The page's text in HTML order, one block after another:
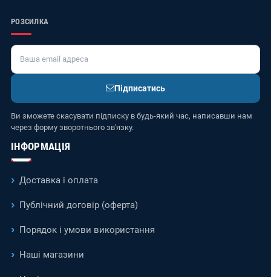
РОЗСИЛКА
Підписатись
Ви зможете скасувати підписку в будь-який час, написавши нам
через форму зворотнього зв'язку.
ІНФОРМАЦІЯ
Доставка і оплата
Публічний договір (оферта)
Порядок і умови використання
Наші магазини